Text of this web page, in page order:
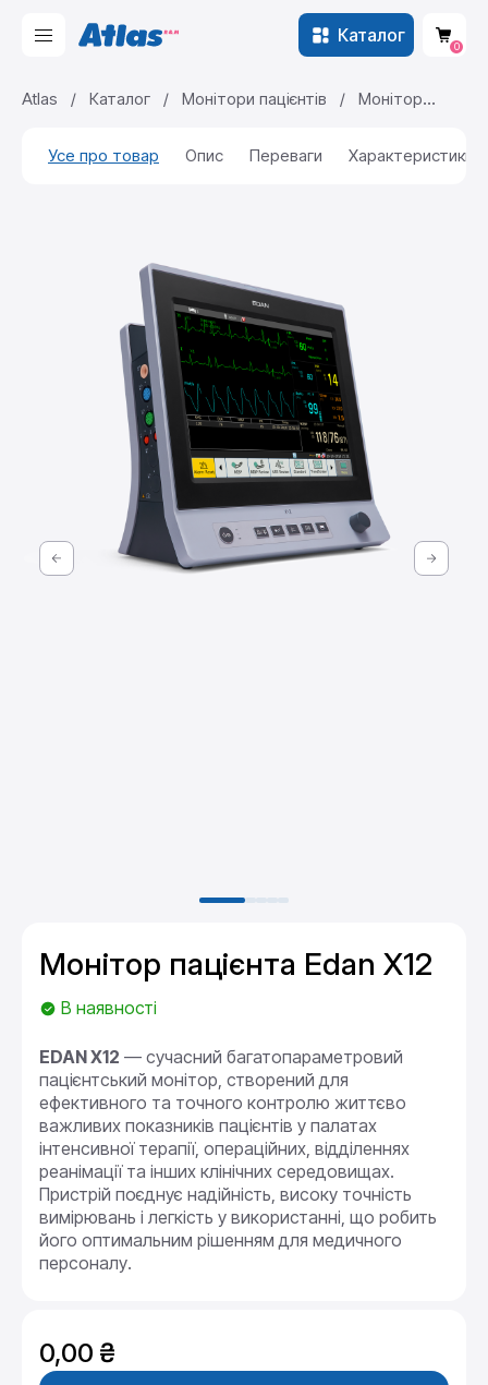
Каталог
0
Atlas / Каталог / Монітори пацієнтів /
Монітор
Усе про товар
Опис Переваги Характеристики
Монітор пацієнта Edan X12
В наявності
EDAN X12 — сучасний багатопараметровий
пацієнтський монітор, створений для
ефективного та точного контролю життєво
важливих показників пацієнтів у палатах
інтенсивної терапії, операційних, відділеннях
реанімації та інших клінічних середовищах.
Пристрій поєднує надійність, високу точність
вимірювань і легкість у використанні, що робить
його оптимальним рішенням для медичного
персоналу.
0,00 ₴